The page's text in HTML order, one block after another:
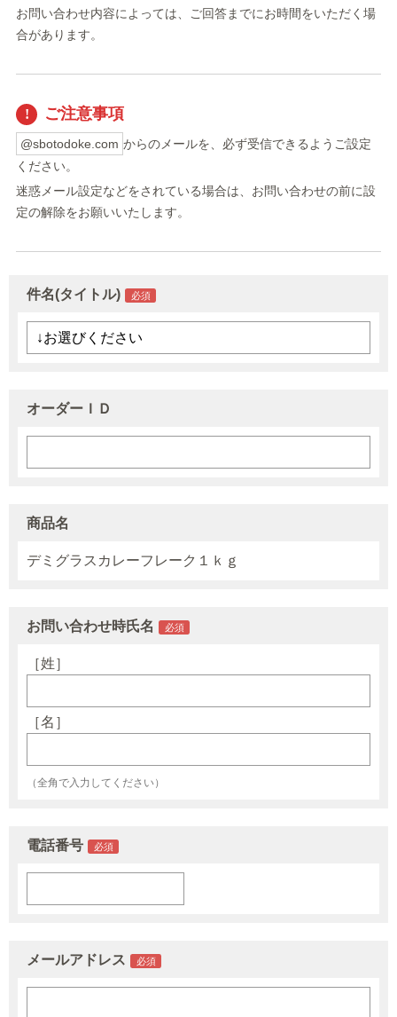
お問い合わせ内容によっては、ご回答までにお時間をいただく場
合があります。
ご注意事項
@sbotodoke.com からのメールを、必ず受信できるようご設定
ください。
迷惑メール設定などをされている場合は、お問い合わせの前に設
定の解除をお願いいたします。
件名(タイトル)
オーダーＩＤ
商品名
デミグラスカレーフレーク１ｋｇ
お問い合わせ時氏名
［姓］
［名］
（全角で入力してください）
電話番号
メールアドレス